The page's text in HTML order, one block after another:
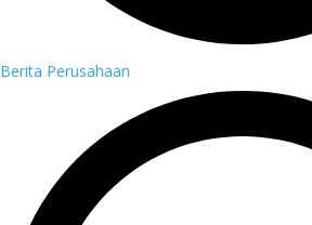
Berita Perusahaan